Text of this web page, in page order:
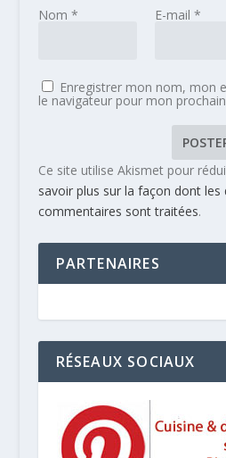
Nom * E-mail *
Enregistrer mon nom, mon
le navigateur pour mon
Ce site utilise Akismet pour
savoir plus sur la façon dont les
commentaires sont traitées.
PARTENAIRES
RÉSEAUX SOCIAUX